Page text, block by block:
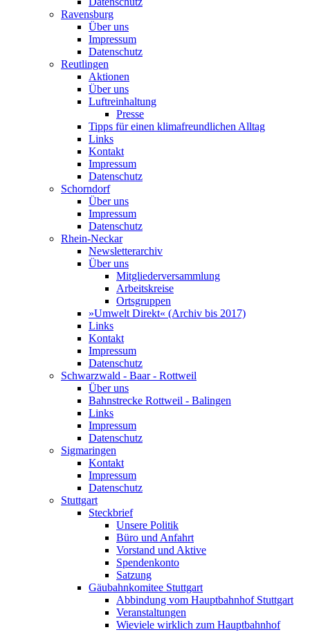
Ravensburg
Über uns
Impressum
Datenschutz
Reutlingen
Aktionen
Über uns
Luftreinhaltung
Presse
Tipps für einen klimafreundlichen Alltag
Links
Kontakt
Impressum
Datenschutz
Schorndorf
Über uns
Impressum
Datenschutz
Rhein-Neckar
Newsletterarchiv
Über uns
Mitgliederversammlung
Arbeitskreise
Ortsgruppen
»Umwelt Direkt« (Archiv bis 2017)
Links
Kontakt
Impressum
Datenschutz
Schwarzwald - Baar - Rottweil
Über uns
Bahnstrecke Rottweil - Balingen
Links
Impressum
Datenschutz
Sigmaringen
Kontakt
Impressum
Datenschutz
Stuttgart
Steckbrief
Unsere Politik
Büro und Anfahrt
Vorstand und Aktive
Spendenkonto
Satzung
Gäubahnkomitee Stuttgart
Abbindung vom Hauptbahnhof Stuttgart
Veranstaltungen
Wieviele wirklich zum Hauptbahnhof